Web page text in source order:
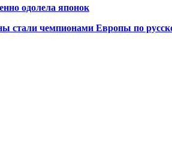
одолела японок
стали чемпионами Европы по